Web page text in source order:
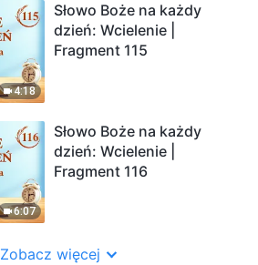
4:18
Słowo Boże na każdy
dzień: Wcielenie |
Fragment 115
6:07
Słowo Boże na każdy
dzień: Wcielenie |
Fragment 116
Zobacz więcej